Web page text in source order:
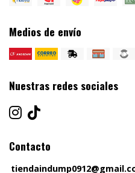
Medios de envío
Nuestras redes sociales
Contacto